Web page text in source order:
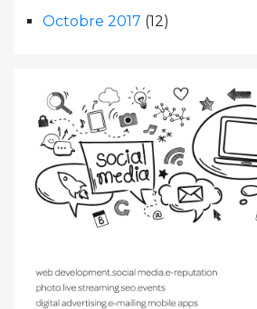
Octobre 2017 (12)